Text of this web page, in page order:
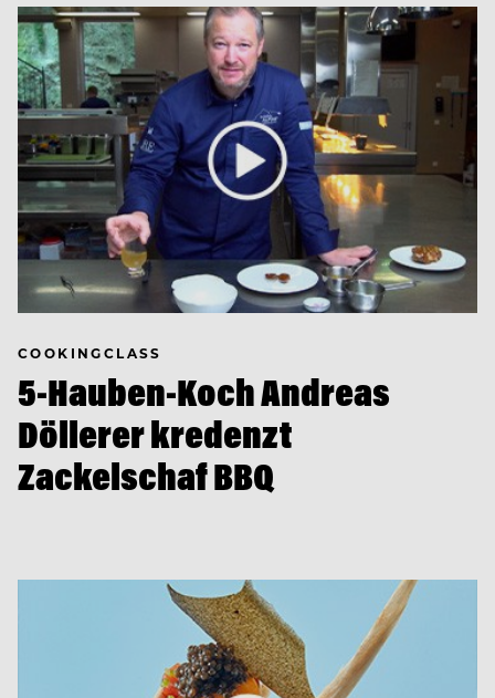
COOKINGCLASS
5-Hauben-Koch Andreas
Döllerer kredenzt
Zackelschaf BBQ